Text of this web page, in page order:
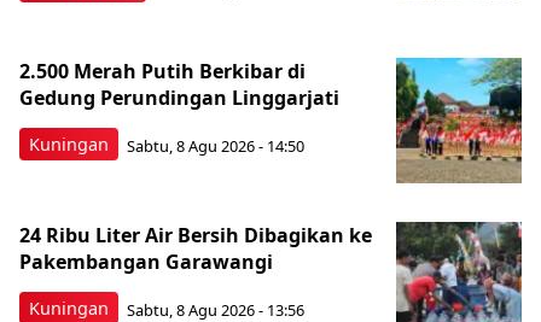
Kuningan
2.500 Merah Putih Berkibar di
Gedung Perundingan Linggarjati
Sabtu, 8 Agu 2026 - 14:50
Kuningan
24 Ribu Liter Air Bersih Dibagikan ke
Pakembangan Garawangi
Sabtu, 8 Agu 2026 - 13:56